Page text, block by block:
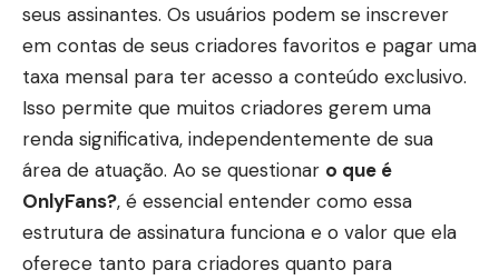
seus assinantes. Os usuários podem se inscrever
em contas de seus criadores favoritos e pagar uma
taxa mensal para ter acesso a conteúdo exclusivo.
Isso permite que muitos criadores gerem uma
renda significativa, independentemente de sua
área de atuação. Ao se questionar o que é
OnlyFans?, é essencial entender como essa
estrutura de assinatura funciona e o valor que ela
oferece tanto para criadores quanto para